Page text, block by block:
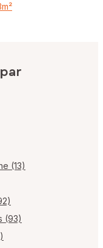
(13)
(93)